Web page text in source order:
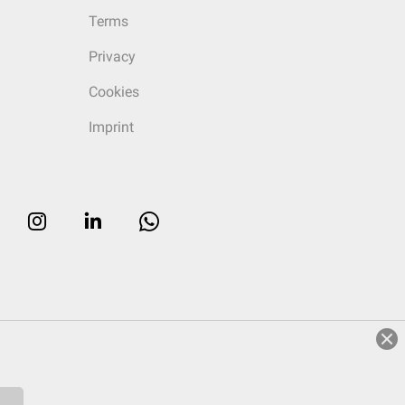
Terms
Privacy
Cookies
Imprint